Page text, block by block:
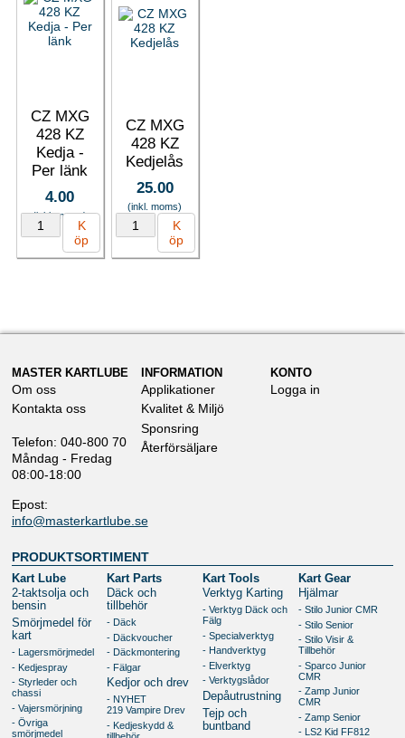
CZ MXG
428 KZ
Kedja -
Per länk
4.00
(inkl. moms)
K
öp
CZ MXG
428 KZ
Kedjelås
25.00
(inkl. moms)
K
öp
MASTER KARTLUBE
Om oss
Kontakta oss
Telefon: 040-800 70
Måndag - Fredag
08:00-18:00
Epost:
info@masterkartlube.se
KONTO
Logga in
INFORMATION
Applikationer
Kvalitet & Miljö
Sponsring
Återförsäljare
PRODUKTSORTIMENT
Kart Lube
2-taktsolja och
bensin
Smörjmedel för
kart
- Lagersmörjmedel
- Kedjespray
- Styrleder och
chassi
- Vajersmörjning
- Övriga
smörjmedel
Kart Parts
Däck och
tillbehör
- Däck
- Däckvoucher
- Däckmontering
- Fälgar
Kedjor och drev
- NYHET
219 Vampire Drev
- Kedjeskydd &
Kart Tools
Verktyg Karting
- Verktyg Däck och
Fälg
- Specialverktyg
- Handverktyg
- Elverktyg
- Verktygslådor
Depåutrustning
Tejp och
buntband
Kart Gear
Hjälmar
- Stilo Junior CMR
- Stilo Senior
- Stilo Visir &
Tillbehör
- Sparco Junior
CMR
- Zamp Junior
CMR
- Zamp Senior
- LS2 Kid FF812